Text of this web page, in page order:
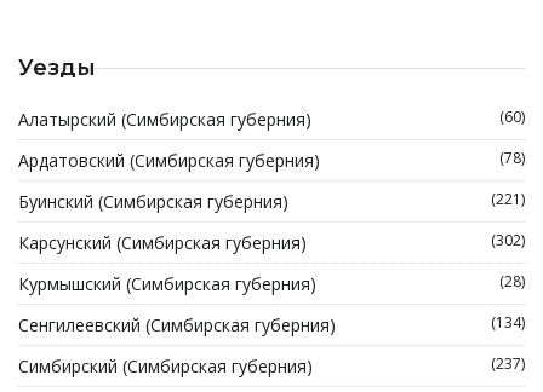
Уезды
Алатырский (Симбирская губерния) (60)
Ардатовский (Симбирская губерния) (78)
Буинский (Симбирская губерния) (221)
Карсунский (Симбирская губерния) (302)
Курмышский (Симбирская губерния) (28)
Сенгилеевский (Симбирская губерния) (134)
Симбирский (Симбирская губерния) (237)